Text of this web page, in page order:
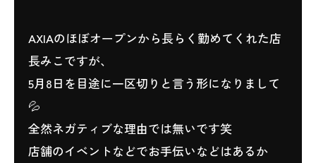
AXIAのほぼオープンから長らく勤めてくれた店
長みこですが、
5月8日を目途に一区切りと言う形になりまして
💦
全然ネガティブな理由では無いです笑
店舗のイベントなどでお手伝いなどはあるか